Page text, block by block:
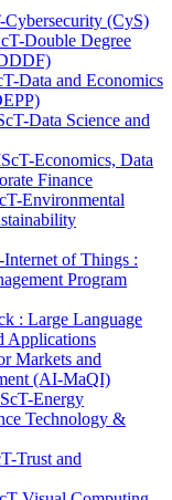
(CyS)
Double Degree
Data and Economics
Data Science and
Economics, Data
Finance
Environmental
of Things :
Program
: Large Language
Applications
Markets and
(AI-MaQI)
Energy
Technology &
Trust and